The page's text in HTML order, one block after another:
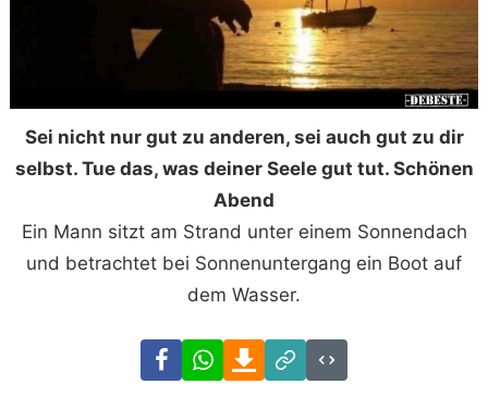
Sei nicht nur gut zu anderen, sei auch gut zu dir
selbst. Tue das, was deiner Seele gut tut. Schönen
Abend
Ein Mann sitzt am Strand unter einem Sonnendach
und betrachtet bei Sonnenuntergang ein Boot auf
dem Wasser.
FacebookWhatsAppDownload
Link
Code